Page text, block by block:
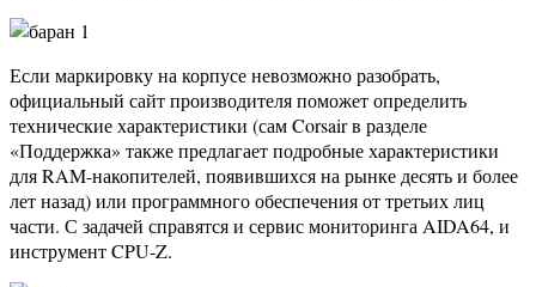
Если маркировку на корпусе невозможно разобрать,
официальный сайт производителя поможет определить
технические характеристики (сам Corsair в разделе
«Поддержка» также предлагает подробные характеристики
для RAM-накопителей, появившихся на рынке десять и более
лет назад) или программного обеспечения от третьих лиц
части. С задачей справятся и сервис мониторинга AIDA64, и
инструмент CPU-Z.